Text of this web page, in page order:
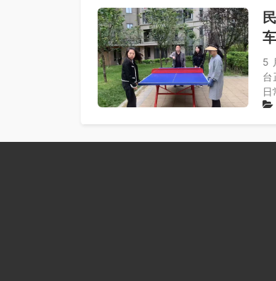
5
台
日